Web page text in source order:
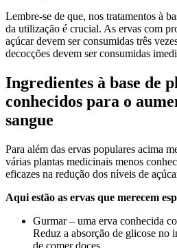
Lembre-se de que, nos tratamentos à
da utilização é crucial. As ervas com
açúcar devem ser consumidas três
decocções devem ser consumidas
Ingredientes à base de
conhecidos para o
sangue
Para além das ervas populares acima
várias plantas medicinais menos
eficazes na redução dos níveis de
Aqui estão as ervas que merecem
Gurmar – uma erva conhecida
Reduz a absorção de glicose no